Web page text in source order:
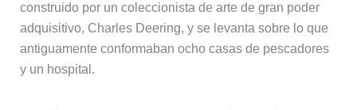
construido por un coleccionista de arte de gran poder
adquisitivo, Charles Deering, y se levanta sobre lo que
antiguamente conformaban ocho casas de pescadores
y un hospital.